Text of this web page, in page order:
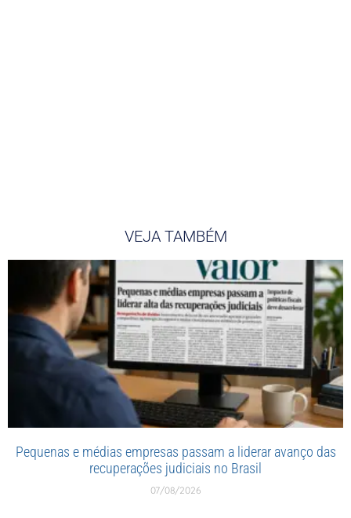
VEJA TAMBÉM
Pequenas e médias empresas passam a liderar avanço das
recuperações judiciais no Brasil
07/08/2026